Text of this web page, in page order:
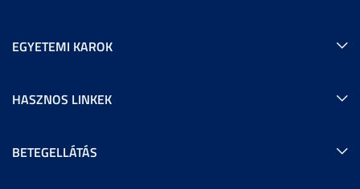
EGYETEMI KAROK
HASZNOS LINKEK
BETEGELLÁTÁS